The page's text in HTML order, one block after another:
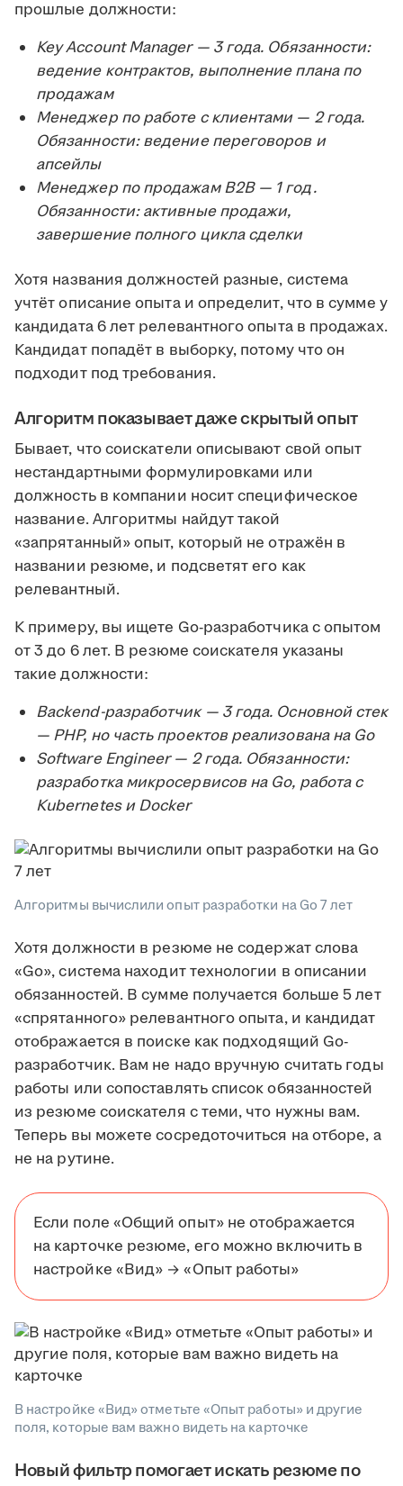
прошлые должности:
Key Account Manager — 3 года. Обязанности:
ведение контрактов, выполнение плана по
продажам
Менеджер по работе с клиентами — 2 года.
Обязанности: ведение переговоров и
апсейлы
Менеджер по продажам B2B — 1 год.
Обязанности: активные продажи,
завершение полного цикла сделки
Хотя названия должностей разные, система
учтёт описание опыта и определит, что в сумме у
кандидата 6 лет релевантного опыта в продажах.
Кандидат попадёт в выборку, потому что он
подходит под требования.
Алгоритм показывает даже скрытый опыт
Бывает, что соискатели описывают свой опыт
нестандартными формулировками или
должность в компании носит специфическое
название. Алгоритмы найдут такой
«запрятанный» опыт, который не отражён в
названии резюме, и подсветят его как
релевантный.
К примеру, вы ищете Go-разработчика с опытом
от 3 до 6 лет. В резюме соискателя указаны
такие должности:
Backend-разработчик — 3 года. Основной стек
— PHP, но часть проектов реализована на Go
Software Engineer — 2 года. Обязанности:
разработка микросервисов на Go, работа с
Kubernetes и Docker
Алгоритмы вычислили опыт разработки на Go 7 лет
Хотя должности в резюме не содержат слова
«Go», система находит технологии в описании
обязанностей. В сумме получается больше 5 лет
«спрятанного» релевантного опыта, и кандидат
отображается в поиске как подходящий Go-
разработчик. Вам не надо вручную считать годы
работы или сопоставлять список обязанностей
из резюме соискателя с теми, что нужны вам.
Теперь вы можете сосредоточиться на отборе, а
не на рутине.
Если поле «Общий опыт» не отображается
на карточке резюме, его можно включить в
настройке «Вид» → «Опыт работы»
В настройке «Вид» отметьте «Опыт работы» и другие
поля, которые вам важно видеть на карточке
Новый фильтр помогает искать резюме по